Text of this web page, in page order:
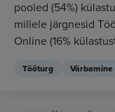
pooled (54%)
millele järgnesid
Online (16%
Tööturg Värbamine